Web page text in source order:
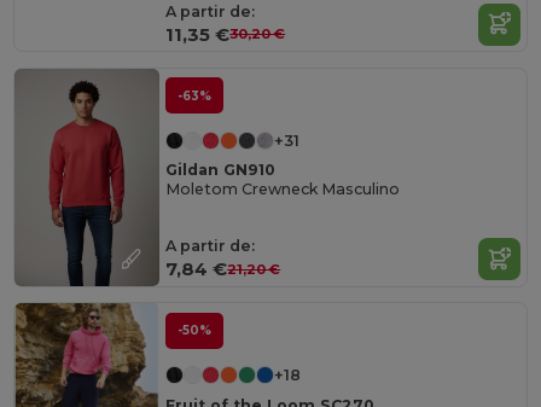
A partir de:
11,35 €30,20 €
-63%
+31
Gildan GN910
Moletom Crewneck Masculino
A partir de:
7,84 €21,20 €
-50%
+18